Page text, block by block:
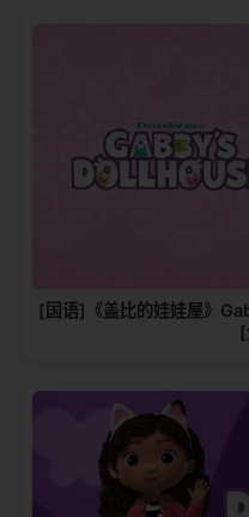
[国语]《盖比的娃娃屋》